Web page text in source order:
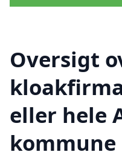
Oversigt
eller hele
kommune